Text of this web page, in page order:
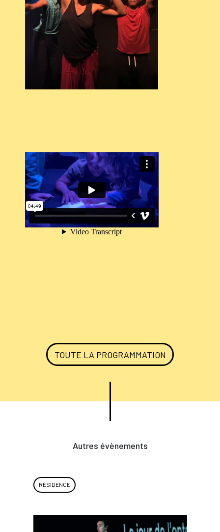
TOUTE LA PROGRAMMATION
Autres évènements
RÉSIDENCE